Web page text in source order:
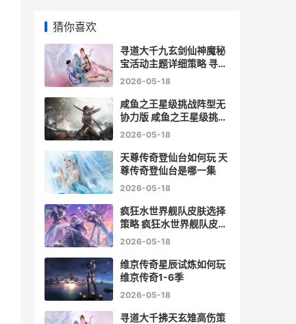
猜你喜欢
寻道大千九玄剑仙神魔秘
宝活动主题详细策略 寻道
大千世界 小说
2026-05-18
咸鱼之王星级挑战阵型无
协力版 咸鱼之王星级挑战
阵容
2026-05-18
天尊传奇登仙台如何玩 天
尊传奇登仙台是哪一集
2026-05-18
疯狂水世界舰队皮肤选择
策略 疯狂水世界舰队皮肤
哪款性价比最好
2026-05-18
维京传奇星辰试炼如何玩
维京传奇1-6季
2026-05-18
寻道大千拂天玄雉高伤策